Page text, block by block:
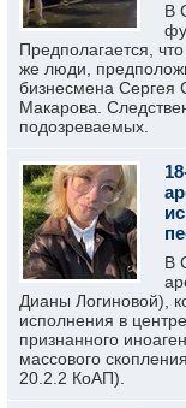
В
Предполагается,
же люди,
бизнесмена Сергея
Макарова.
подозреваемых.
В
Дианы Логиновой),
исполнения в
признанного
массового
20.2.2 КоАП).